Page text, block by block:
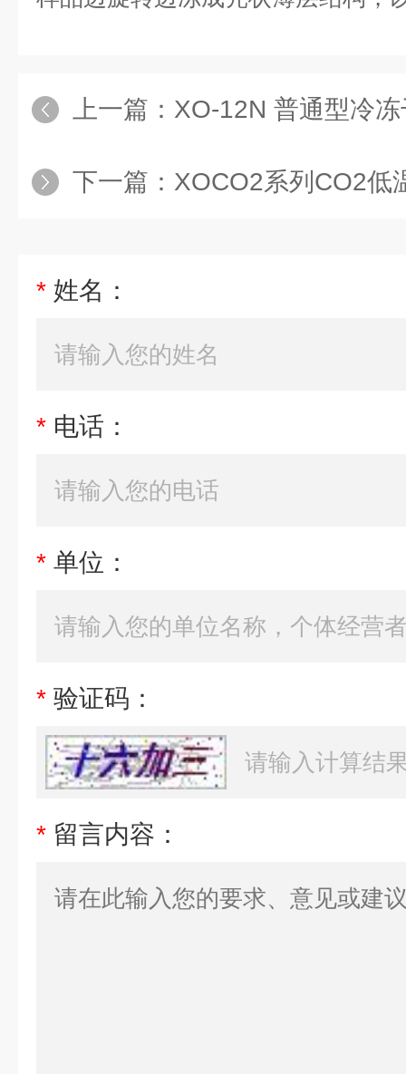
上一篇： XO-12N 普通型冷
下一篇： XOCO2系列CO2低温液化系
* 姓名：
* 电话：
* 单位：
* 验证码：
* 留言内容：